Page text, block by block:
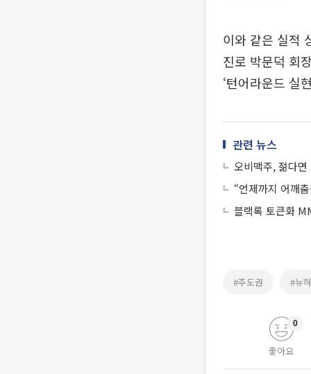
이와 같은 실적
진로 박문덕 회
‘턴어라운드 실
관련 뉴스
오비맥주, 젊다
“언제까지 어깨
블랙록 토큰화
#주도권 #뉴
좋아요
0